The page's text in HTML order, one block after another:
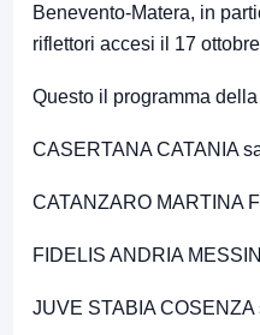
Benevento-Matera, in
riflettori accesi il 17
Questo il programma
CASERTANA CATANIA
CATANZARO MARTINA
FIDELIS ANDRIA
JUVE STABIA COSENZA